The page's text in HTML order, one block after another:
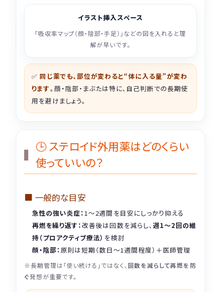
イラスト挿入スペース
「吸収率マップ（顔・陰部・手足）」などの図を入れると理
解が早いです。
✅ 同じ薬でも、部位が変わると“体に入る量”が変わ
ります。顔・陰部・まぶたは特に、自己判断での長期使
用を避けましょう。
🕒 ステロイド外用薬はどのくらい
使っていいの？
■ 一般的な目安
急性の強い炎症： 1〜2週間を目安にしっかり抑える
再燃を繰り返す：改善後は回数を減らし、 週1〜2回の維
持（プロアクティブ療法） を検討
顔・陰部： 原則は短期（数日〜1週間程度）＋医師管理
※長期管理は「使い続ける」ではなく、 回数を減らして再燃を防
ぐ発想が重要です。